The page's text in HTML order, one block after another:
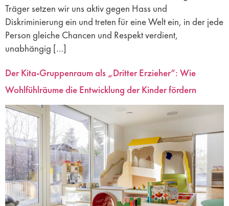
Träger setzen wir uns aktiv gegen Hass und
Diskriminierung ein und treten für eine Welt ein, in der jede
Person gleiche Chancen und Respekt verdient,
unabhängig […]
Der Kita-Gruppenraum als „Dritter Erzieher“: Wie
Wohlfühlräume die Entwicklung der Kinder fördern